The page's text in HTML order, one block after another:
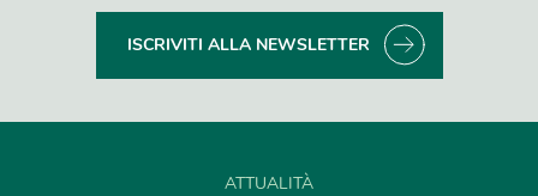
ISCRIVITI ALLA NEWSLETTER
ATTUALITÀ